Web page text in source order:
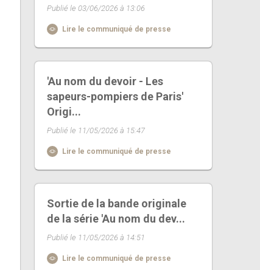
Publié le 03/06/2026 à 13:06
Lire le communiqué de presse
'Au nom du devoir - Les
sapeurs-pompiers de Paris'
Origi...
Publié le 11/05/2026 à 15:47
Lire le communiqué de presse
Sortie de la bande originale
de la série 'Au nom du dev...
Publié le 11/05/2026 à 14:51
Lire le communiqué de presse